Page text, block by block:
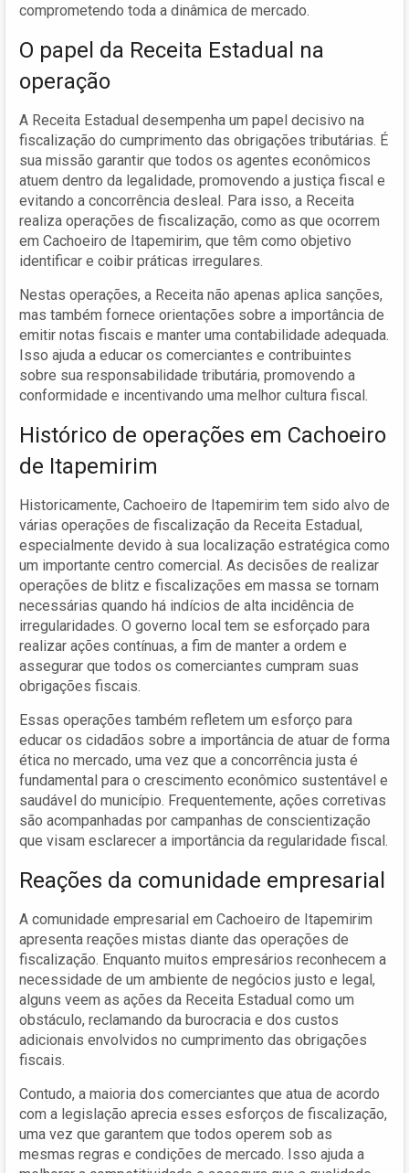
comprometendo toda a dinâmica de mercado.
O papel da Receita Estadual na
operação
A Receita Estadual desempenha um papel decisivo na
fiscalização do cumprimento das obrigações tributárias. É
sua missão garantir que todos os agentes econômicos
atuem dentro da legalidade, promovendo a justiça fiscal e
evitando a concorrência desleal. Para isso, a Receita
realiza operações de fiscalização, como as que ocorrem
em Cachoeiro de Itapemirim, que têm como objetivo
identificar e coibir práticas irregulares.
Nestas operações, a Receita não apenas aplica sanções,
mas também fornece orientações sobre a importância de
emitir notas fiscais e manter uma contabilidade adequada.
Isso ajuda a educar os comerciantes e contribuintes
sobre sua responsabilidade tributária, promovendo a
conformidade e incentivando uma melhor cultura fiscal.
Histórico de operações em Cachoeiro
de Itapemirim
Historicamente, Cachoeiro de Itapemirim tem sido alvo de
várias operações de fiscalização da Receita Estadual,
especialmente devido à sua localização estratégica como
um importante centro comercial. As decisões de realizar
operações de blitz e fiscalizações em massa se tornam
necessárias quando há indícios de alta incidência de
irregularidades. O governo local tem se esforçado para
realizar ações contínuas, a fim de manter a ordem e
assegurar que todos os comerciantes cumpram suas
obrigações fiscais.
Essas operações também refletem um esforço para
educar os cidadãos sobre a importância de atuar de forma
ética no mercado, uma vez que a concorrência justa é
fundamental para o crescimento econômico sustentável e
saudável do município. Frequentemente, ações corretivas
são acompanhadas por campanhas de conscientização
que visam esclarecer a importância da regularidade fiscal.
Reações da comunidade empresarial
A comunidade empresarial em Cachoeiro de Itapemirim
apresenta reações mistas diante das operações de
fiscalização. Enquanto muitos empresários reconhecem a
necessidade de um ambiente de negócios justo e legal,
alguns veem as ações da Receita Estadual como um
obstáculo, reclamando da burocracia e dos custos
adicionais envolvidos no cumprimento das obrigações
fiscais.
Contudo, a maioria dos comerciantes que atua de acordo
com a legislação aprecia esses esforços de fiscalização,
uma vez que garantem que todos operem sob as
mesmas regras e condições de mercado. Isso ajuda a